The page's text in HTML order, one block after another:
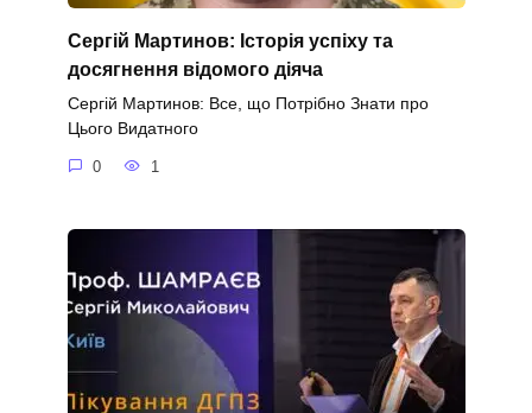
Сергій Мартинов: Історія успіху та
досягнення відомого діяча
Сергій Мартинов: Все, що Потрібно Знати про
Цього Видатного
0 1